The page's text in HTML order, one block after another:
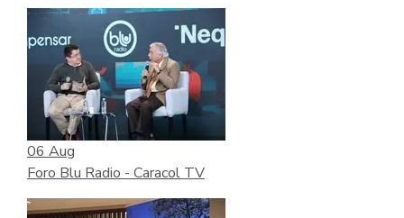
06 Aug
Foro Blu Radio - Caracol TV